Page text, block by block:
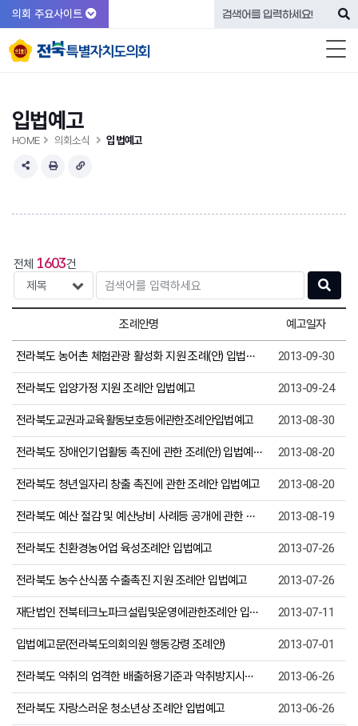
의회 주요사이트
입법예고
HOME 의회소식 입법예고
전체 1603건
검색
조례안명 예고일자
전라북도 농어촌 체험관광 활성화 지원 조례(안) 입법예고 2013-09-30
전라북도 입양가정 지원 조례안 입법예고 2013-09-24
전라북도교권과교육활동보호등에관한조례안입법예고 2013-08-30
전라북도 장애인기업활동 촉진에 관한 조례(안) 입법예고 2013-08-20
전라북도 청년일자리 창출 촉진에 관한 조례안 입법예고 2013-08-20
전라북도 예산 절감 및 예산낭비 사례등 공개에 관한 조례(안) 2013-08-19
전라북도 친환경농어업 육성조례안 입법예고 2013-07-26
전라북도 농수산식품 수출촉진 지원 조례안 입법예고 2013-07-26
재단법인 전북테크노파크설립및운영에관한조례안 입법예고 2013-07-11
입법예고문(전라북도의회의원 행동강령 조례안) 2013-07-01
전라북도 악취의 엄격한 배출허용기준과 악취방지시설 보조금 지원 조례안 입법예고 2013-06-26
전라북도 자랑스러운 청소년상 조례안 입법예고 2013-06-26